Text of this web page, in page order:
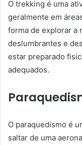
O trekking é uma
geralmente em
forma de explorar a
deslumbrantes e
estar preparado
adequados.
O paraquedismo é
saltar de uma